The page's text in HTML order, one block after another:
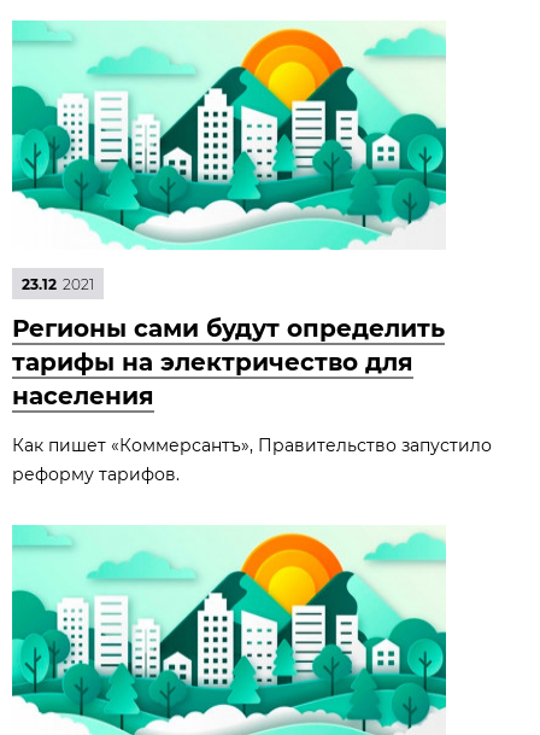
23.12 2021
Регионы сами будут определить
тарифы на электричество для
населения
Как пишет «Коммерсантъ», Правительство запустило
реформу тарифов.